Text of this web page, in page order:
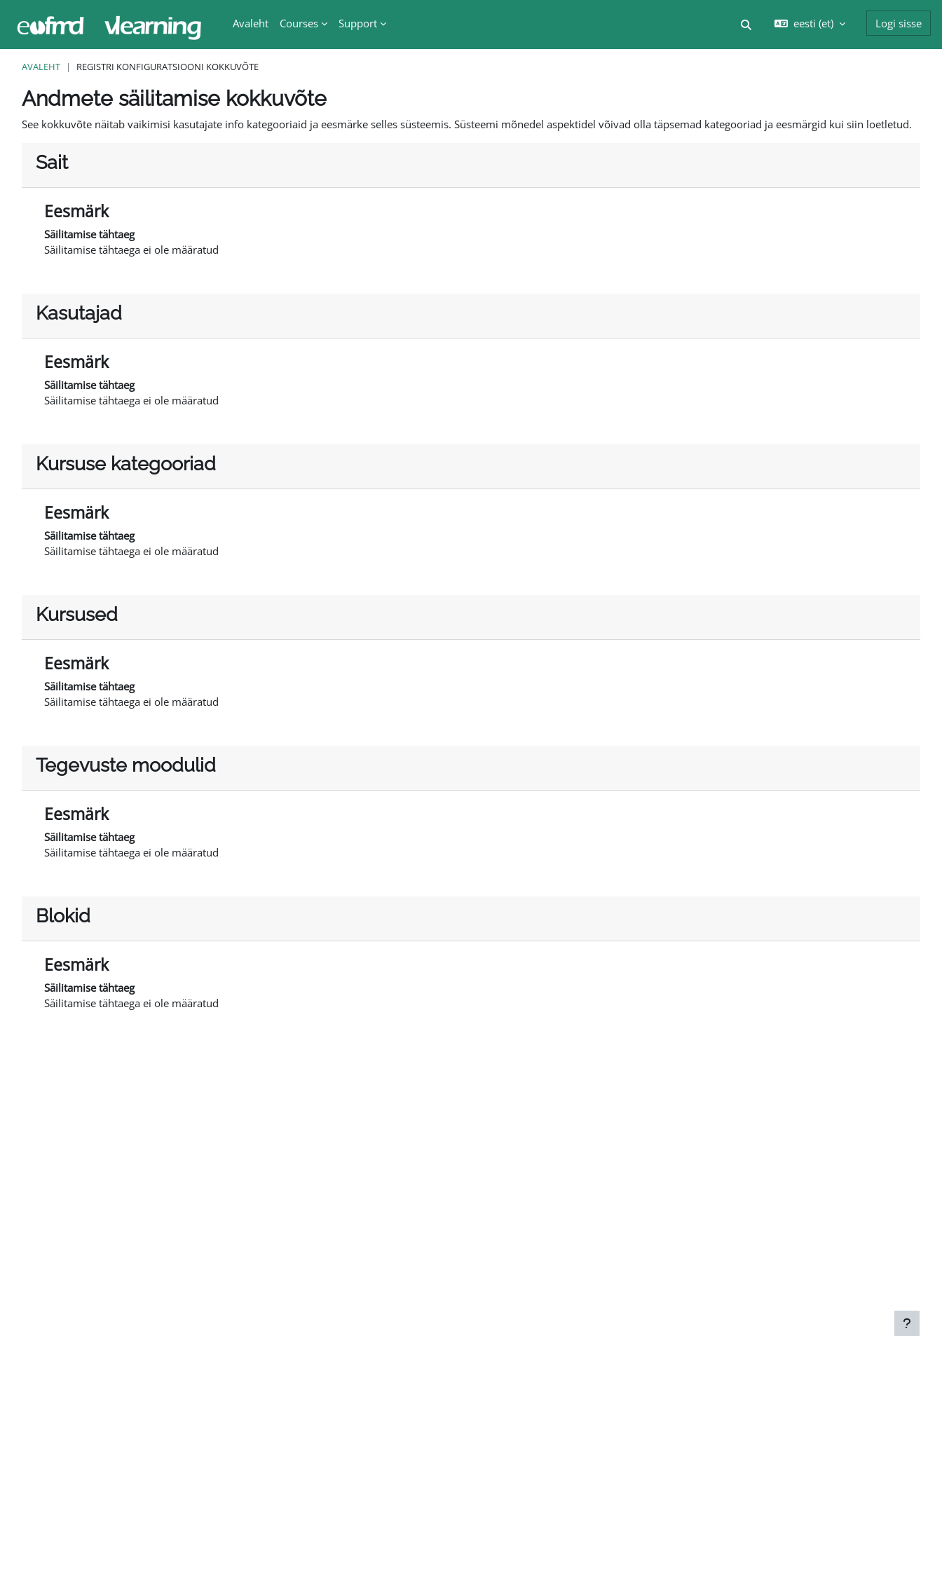
Avaleht
Courses Support Lülitab otsingu sisendi
eesti ‎(et)‎ Logi sisse
AVALEHT REGISTRI KONFIGURATSIOONI KOKKUVÕTE
Andmete säilitamise kokkuvõte
See kokkuvõte näitab vaikimisi kasutajate info kategooriaid ja eesmärke selles süsteemis. Süsteemi mõnedel aspektidel võivad olla täpsemad kategooriad ja eesmärgid kui siin loetletud.
Sait
Eesmärk
Säilitamise tähtaeg
Säilitamise tähtaega ei ole määratud
Kasutajad
Eesmärk
Säilitamise tähtaeg
Säilitamise tähtaega ei ole määratud
Kursuse kategooriad
Eesmärk
Säilitamise tähtaeg
Säilitamise tähtaega ei ole määratud
Kursused
Eesmärk
Säilitamise tähtaeg
Säilitamise tähtaega ei ole määratud
Tegevuste moodulid
Eesmärk
Säilitamise tähtaeg
Säilitamise tähtaega ei ole määratud
Blokid
Eesmärk
Säilitamise tähtaeg
Säilitamise tähtaega ei ole määratud